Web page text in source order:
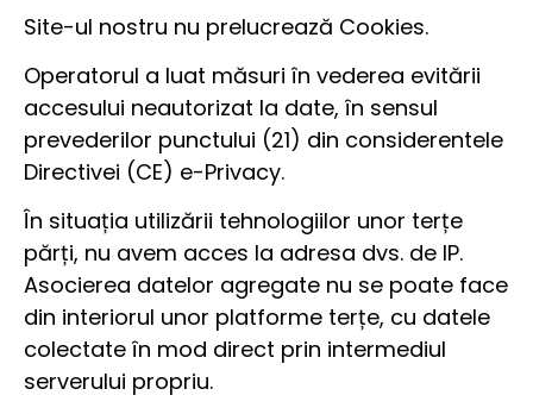
Site-ul nostru nu prelucrează Cookies.
Operatorul a luat măsuri în vederea evitării
accesului neautorizat la date, în sensul
prevederilor punctului (21) din considerentele
Directivei (CE) e-Privacy.
În situația utilizării tehnologiilor unor terțe
părți, nu avem acces la adresa dvs. de IP.
Asocierea datelor agregate nu se poate face
din interiorul unor platforme terțe, cu datele
colectate în mod direct prin intermediul
serverului propriu.